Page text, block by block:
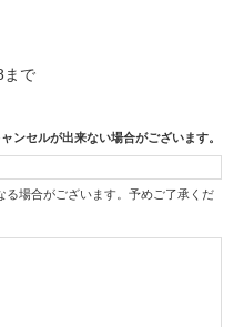
で
ンセルが出来ない場合がございます。
場合がございます。予めご了承くだ